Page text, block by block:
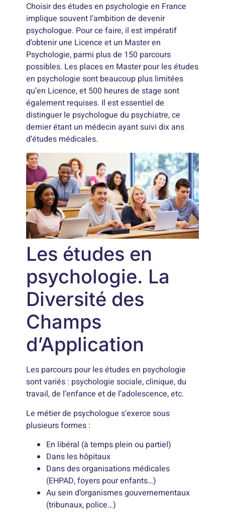
Choisir des études en psychologie en France
implique souvent l’ambition de devenir
psychologue. Pour ce faire, il est impératif
d’obtenir une Licence et un Master en
Psychologie, parmi plus de 150 parcours
possibles. Les places en Master pour les études
en psychologie sont beaucoup plus limitées
qu’en Licence, et 500 heures de stage sont
également requises. Il est essentiel de
distinguer le psychologue du psychiatre, ce
dernier étant un médecin ayant suivi dix ans
d’études médicales.
Les études en
psychologie. La
Diversité des
Champs
d’Application
Les parcours pour les études en psychologie
sont variés : psychologie sociale, clinique, du
travail, de l’enfance et de l’adolescence, etc.
Le métier de psychologue s’exerce sous
plusieurs formes :
En libéral (à temps plein ou partiel)
Dans les hôpitaux
Dans des organisations médicales
(EHPAD, foyers pour enfants…)
Au sein d’organismes gouvernementaux
(tribunaux, police…)